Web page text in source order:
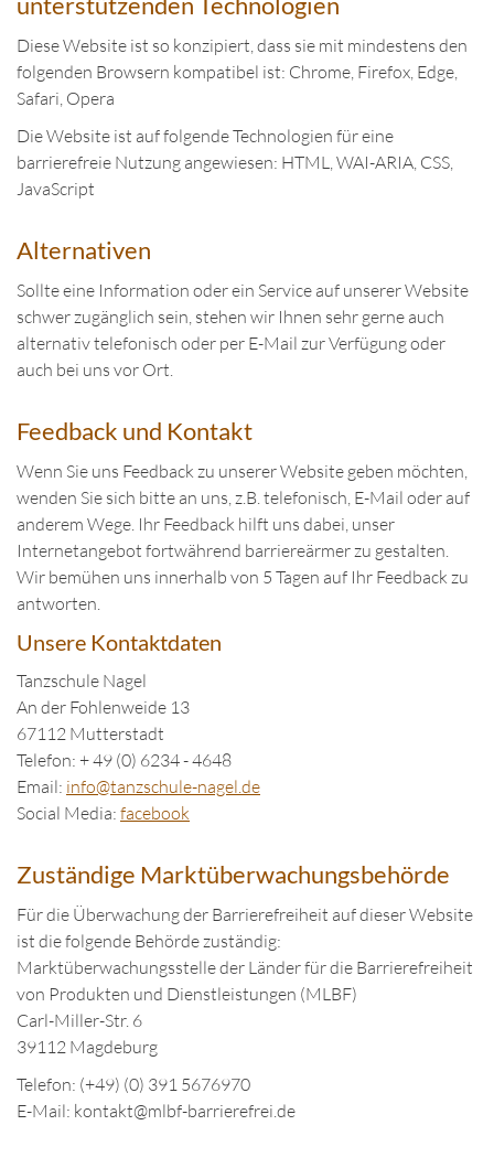
Diese Website ist so konzipiert, dass sie mit mindestens den
folgenden Browsern kompatibel ist: Chrome, Firefox, Edge,
Safari, Opera
Die Website ist auf folgende Technologien für eine
barrierefreie Nutzung angewiesen: HTML, WAI-ARIA, CSS,
JavaScript
Alternativen
Sollte eine Information oder ein Service auf unserer Website
schwer zugänglich sein, stehen wir Ihnen sehr gerne auch
alternativ telefonisch oder per E-Mail zur Verfügung oder
auch bei uns vor Ort.
Feedback und Kontakt
Wenn Sie uns Feedback zu unserer Website geben möchten,
wenden Sie sich bitte an uns, z.B. telefonisch, E-Mail oder auf
anderem Wege. Ihr Feedback hilft uns dabei, unser
Internetangebot fortwährend barriereärmer zu gestalten.
Wir bemühen uns innerhalb von 5 Tagen auf Ihr Feedback zu
antworten.
Unsere Kontaktdaten
Tanzschule Nagel
An der Fohlenweide 13
67112 Mutterstadt
Telefon: + 49 (0) 6234 - 4648
Email: info@tanzschule-nagel.de
Social Media: facebook
Zuständige Marktüberwachungsbehörde
Für die Überwachung der Barrierefreiheit auf dieser Website
ist die folgende Behörde zuständig:
Marktüberwachungsstelle der Länder für die Barrierefreiheit
von Produkten und Dienstleistungen (MLBF)
Carl-Miller-Str. 6
39112 Magdeburg
Telefon: (+49) (0) 391 5676970
E-Mail: kontakt@mlbf-barrierefrei.de